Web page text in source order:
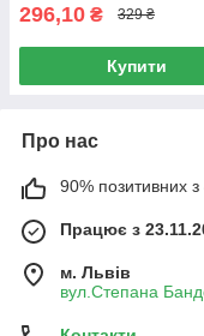
296,10 ₴ 329 ₴
Купити
Про нас
90% позитивних з
Працює з
м. Львів
вул.Степана